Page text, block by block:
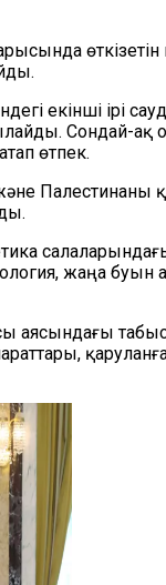
екінші ірі
Сондай-ақ
өтпек.
Палестинаны
салаларындағы
жаңа